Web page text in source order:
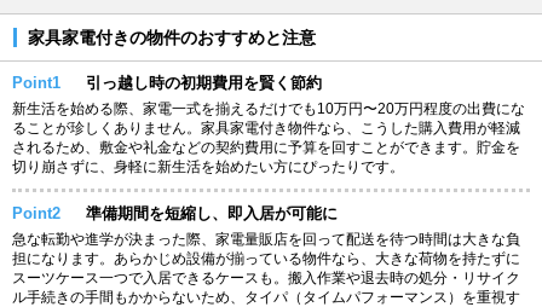
家具家電付きの物件のおすすめと注意
Point1 引っ越し時の初期費用を賢く節約
新生活を始める際、家電一式を揃えるだけでも10万円〜20万円程度の出費にな
ることが珍しくありません。家具家電付き物件なら、こうした購入費用が軽減
されるため、敷金や礼金などの契約費用に予算を回すことができます。貯金を
切り崩さずに、身軽に新生活を始めたい方にぴったりです。
Point2 準備期間を短縮し、即入居が可能に
急な転勤や進学が決まった際、家電量販店を回って配送を待つ時間は大きな負
担になります。あらかじめ設備が揃っている物件なら、大きな荷物を持たずに
スーツケース一つで入居できるケースも。搬入作業や退去時の処分・リサイク
ル手続きの手間もかからないため、タイパ（タイムパフォーマンス）を重視す